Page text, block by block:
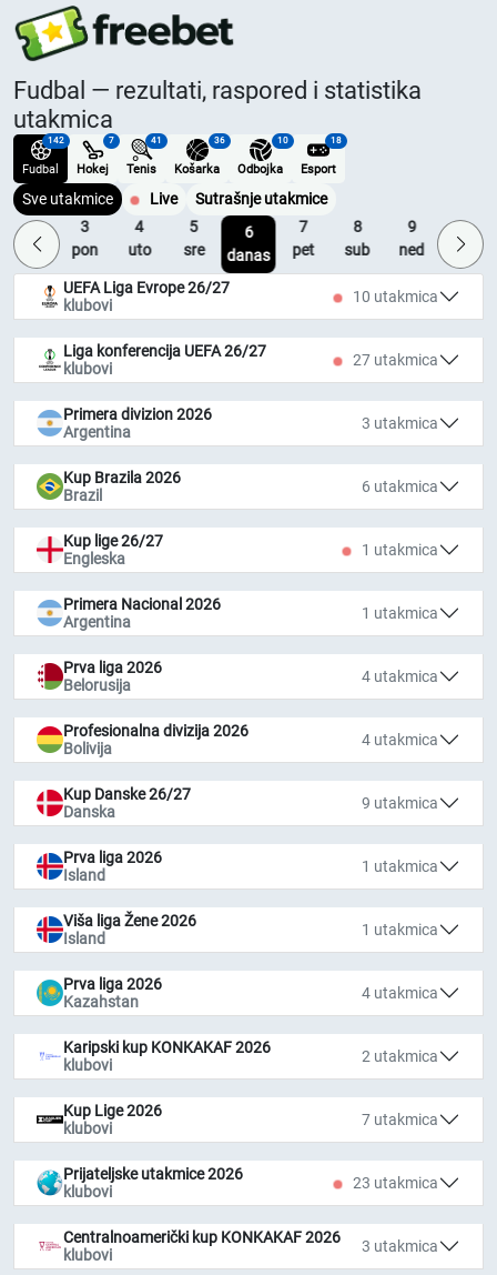
Fudbal — rezultati, raspored i statistika
utakmica
142
Fudbal
7
Hokej
41
Tenis
36
Košarka
10
Odbojka
18
Esport
Sve utakmice Live
Sutrašnje utakmice
2
ned
3
pon
4
uto
5
sre
6
danas
7
pet
8
sub
9
ned
10
pon
UEFA Liga Evrope 26/27
klubovi
10 utakmica
Liga konferencija UEFA 26/27
klubovi
27 utakmica
Primera divizion 2026
Argentina
3 utakmica
Kup Brazila 2026
Brazil
6 utakmica
Kup lige 26/27
Engleska
1 utakmica
Primera Nacional 2026
Argentina
1 utakmica
Prva liga 2026
Belorusija
4 utakmica
Profesionalna divizija 2026
Bolivija
4 utakmica
Kup Danske 26/27
Danska
9 utakmica
Prva liga 2026
Island
1 utakmica
Viša liga Žene 2026
Island
1 utakmica
Prva liga 2026
Kazahstan
4 utakmica
Karipski kup KONKAKAF 2026
klubovi
2 utakmica
Kup Lige 2026
klubovi
7 utakmica
Prijateljske utakmice 2026
klubovi
23 utakmica
Centralnoamerički kup KONKAKAF 2026
klubovi
3 utakmica